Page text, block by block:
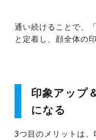
通い続けることで、
と定着し、顔全体の
印象アップ
になる
3つ目のメリットは